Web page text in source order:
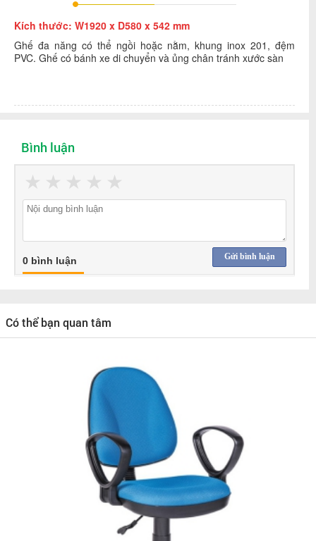
Kích thước: W1920 x D580 x 542 mm
Ghế đa năng có thể ngồi hoặc nằm, khung inox 201, đệm
PVC. Ghế có bánh xe di chuyển và ủng chân tránh xước sàn
Bình luận
★
★
★
★
★
Gửi bình luận
0 bình luận
Có thể bạn quan tâm